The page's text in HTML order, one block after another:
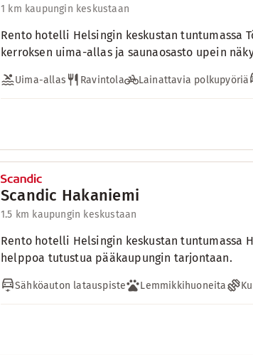
1 km kaupungin keskustaan
Rento hotelli Helsingin keskustan tuntumassa
kerroksen uima-allas ja saunaosasto upein
Uima-allas Ravintola Lainattavia polkupyöriä
Scandic Hakaniemi
1.5 km kaupungin keskustaan
Rento hotelli Helsingin keskustan tuntumassa
helppoa tutustua pääkaupungin tarjontaan.
Sähköauton latauspiste Lemmikkihuoneita